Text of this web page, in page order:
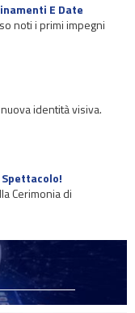
E Date
noti i primi impegni
identità visiva.
Cerimonia di